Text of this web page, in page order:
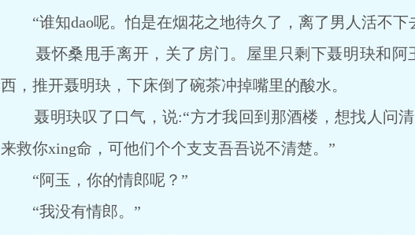
“谁知dao呢。怕是在烟花之地待久了，离了男人活不下
聂怀桑甩手离开，关了房门。屋里只剩下聂明玦和阿
西，推开聂明玦，下床倒了碗茶冲掉嘴里的酸水。
聂明玦叹了口气，说:“方才我回到那酒楼，想找人问清
来救你xing命，可他们个个支支吾吾说不清楚。”
“阿玉，你的情郎呢？”
“我没有情郎。”